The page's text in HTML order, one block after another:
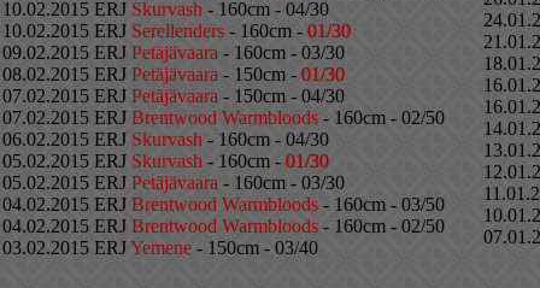
10.02.2015 ERJ Skurvash - 160cm - 04/30
10.02.2015 ERJ Serellenders - 160cm - 01/30
09.02.2015 ERJ Petäjävaara - 160cm - 03/30
08.02.2015 ERJ Petäjävaara - 150cm - 01/30
07.02.2015 ERJ Petäjävaara - 150cm - 04/30
07.02.2015 ERJ Brentwood Warmbloods - 160cm - 02/50
06.02.2015 ERJ Skurvash - 160cm - 04/30
05.02.2015 ERJ Skurvash - 160cm - 01/30
05.02.2015 ERJ Petäjävaara - 160cm - 03/30
04.02.2015 ERJ Brentwood Warmbloods - 160cm - 03/50
04.02.2015 ERJ Brentwood Warmbloods - 160cm - 02/50
03.02.2015 ERJYemene - 150cm - 03/40